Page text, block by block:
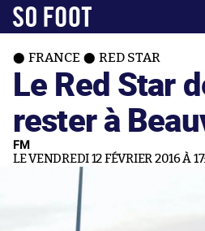
FRANCE RED STAR
Le Red Star
rester à
FM
LE VENDREDI 12 FÉVRIER 2016 À